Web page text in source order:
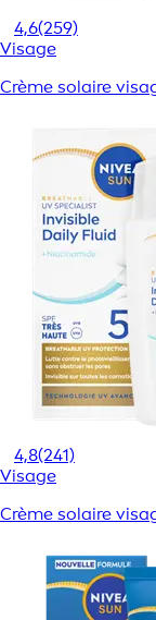
4,6(259)
Visage
Crème solaire
4,8(241)
Visage
Crème solaire